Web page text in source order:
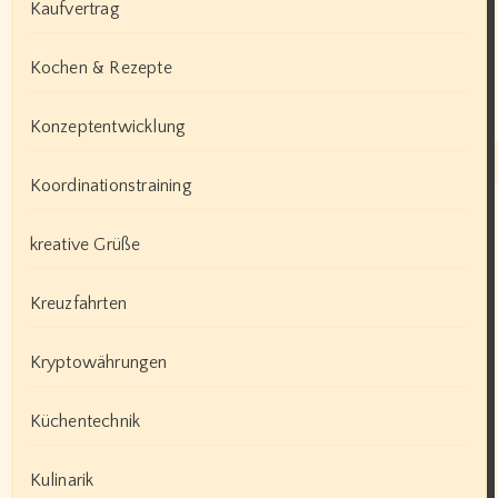
Kaufvertrag
Kochen & Rezepte
Konzeptentwicklung
Koordinationstraining
kreative Grüße
Kreuzfahrten
Kryptowährungen
Küchentechnik
Kulinarik